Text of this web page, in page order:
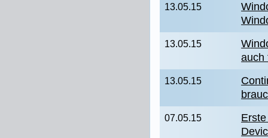
13.05.15
13.05.15
auch
13.05.15
07.05.15